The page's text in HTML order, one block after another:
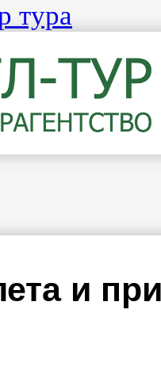
тура
и